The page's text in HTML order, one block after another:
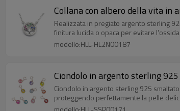
Collana con albero della vita in
Realizzata in pregiato argento sterling
finitura lucida o opaca per evitare
modello:HLL-HL2N00187
Ciondolo in argento sterling
Ciondolo in argento sterling 925
proteggendo perfettamente la pelle